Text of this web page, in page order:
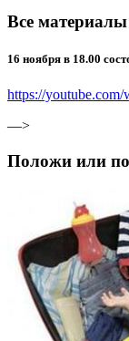
Все
16 ноября в 18.00
https://
—>
Положи или